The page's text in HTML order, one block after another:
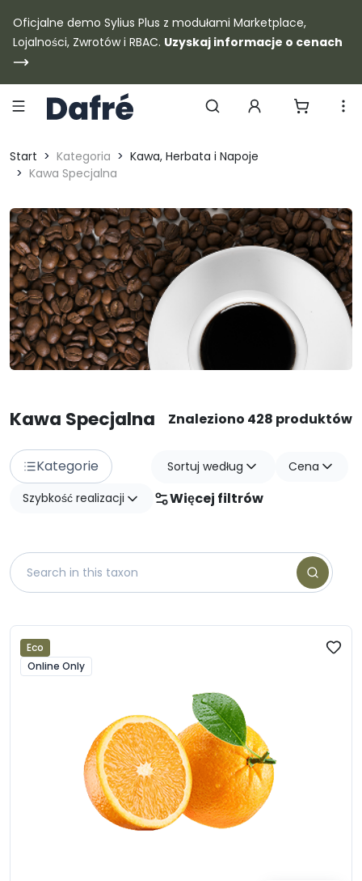
Dafre
Oficjalne demo Sylius Plus z modułami Marketplace,
Lojalności, Zwrotów i RBAC. Uzyskaj informacje o cenach
Start
Kategoria
Kawa, Herbata i Napoje
Kawa Specjalna
Kawa Specjalna Znaleziono 428 produktów
Kategorie Sortuj według
Cena
Szybkość realizacji
Więcej filtrów
Eco
Online Only